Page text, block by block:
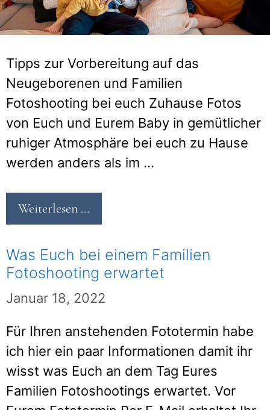
Tipps zur Vorbereitung auf das
Neugeborenen und Familien
Fotoshooting bei euch Zuhause Fotos
von Euch und Eurem Baby in gemütlicher
ruhiger Atmosphäre bei euch zu Hause
werden anders als im …
Weiterlesen …
Was Euch bei einem Familien
Fotoshooting erwartet
Januar 18, 2022
Für Ihren anstehenden Fototermin habe
ich hier ein paar Informationen damit ihr
wisst was Euch an dem Tag Eures
Familien Fotoshootings erwartet. Vor